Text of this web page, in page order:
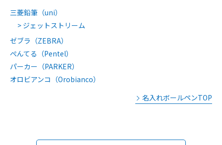
三菱鉛筆（uni）
ジェットストリーム
ゼブラ（ZEBRA）
ぺんてる（Pentel）
パーカー（PARKER）
オロビアンコ（Orobianco）
名入れボールペンTOP